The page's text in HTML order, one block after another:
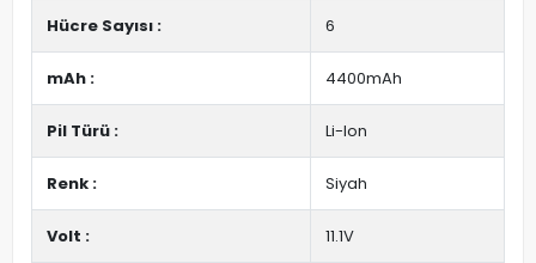
Hücre Sayısı : 6
mAh : 4400mAh
Pil Türü : Li-Ion
Renk : Siyah
Volt : 11.1V